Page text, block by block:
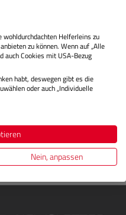
ET-Stativ zum
sind bereits ab Werk
Helferleins zu
zu können. Wenn auf „Alle
auch Cookies mit USA-Bezug
habt, deswegen gibt es die
oder auch „Individuelle
Nein, anpassen